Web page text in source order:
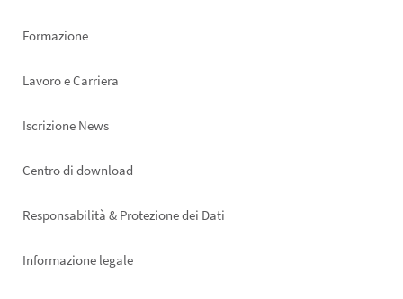
Formazione
Lavoro e Carriera
Iscrizione News
Footer
Centro di download
Responsabilità & Protezione dei Dati
Informazione legale